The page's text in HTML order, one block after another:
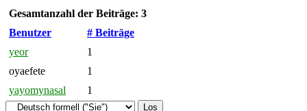
Gesamtanzahl der Beiträge: 3
Benutzer
# Beiträge
yeor
1
oyaefete
1
yayomynasal
1